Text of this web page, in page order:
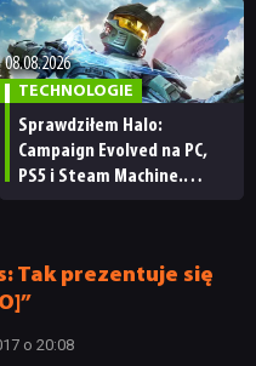
08.08.2026
TECHNOLOGIE
Sprawdziłem Halo:
Campaign Evolved na PC,
PS5 i Steam Machine.
Tak prezentuje się
o 20:08